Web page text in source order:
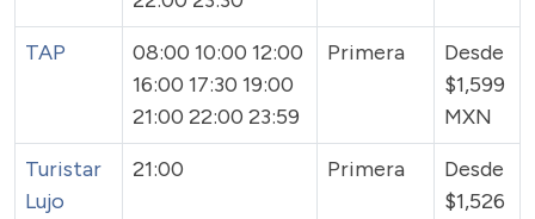
TAP
08:00 10:00 12:00
16:00 17:30 19:00
21:00 22:00 23:59
Primera
Desde
$1,599
MXN
Turistar
Lujo
21:00 Primera
Desde
$1,526